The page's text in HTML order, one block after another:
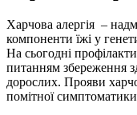
Харчова алергія –
компоненти їжі у
На сьогодні
питанням збереження
дорослих. Прояви
помітної